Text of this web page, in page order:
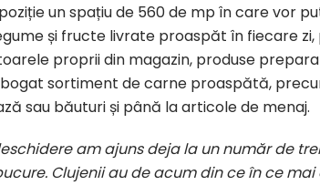
un spațiu de 560 de mp în care vor
și fructe livrate proaspăt în fiecare
proprii din magazin, produse
sortiment de carne proaspătă,
sau băuturi și până la articole de menaj.
am ajuns deja la un număr de
Clujenii au de acum din ce în ce mai